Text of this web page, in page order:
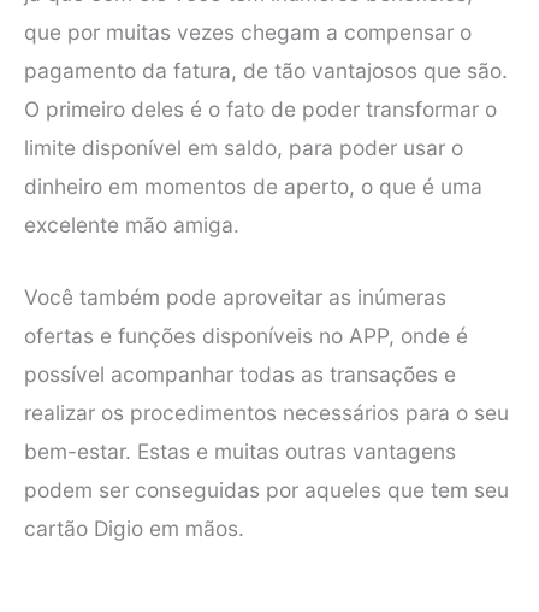
que por muitas vezes chegam a compensar o
pagamento da fatura, de tão vantajosos que são.
O primeiro deles é o fato de poder transformar o
limite disponível em saldo, para poder usar o
dinheiro em momentos de aperto, o que é uma
excelente mão amiga.
Você também pode aproveitar as inúmeras
ofertas e funções disponíveis no APP, onde é
possível acompanhar todas as transações e
realizar os procedimentos necessários para o seu
bem-estar. Estas e muitas outras vantagens
podem ser conseguidas por aqueles que tem seu
cartão Digio em mãos.